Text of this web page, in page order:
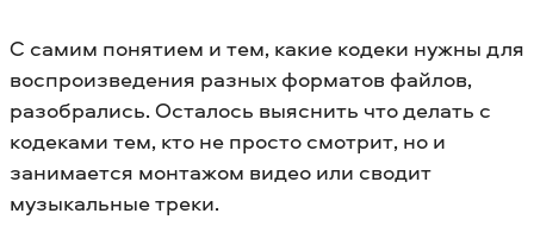
С самим понятием и тем, какие кодеки нужны для
воспроизведения разных форматов файлов,
разобрались. Осталось выяснить что делать с
кодеками тем, кто не просто смотрит, но и
занимается монтажом видео или сводит
музыкальные треки.